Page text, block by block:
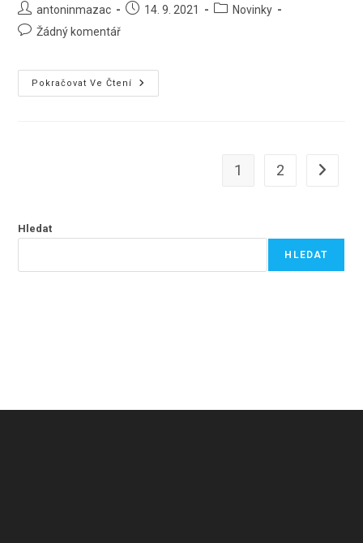
Autor
příspěvku
antoninmazac
Příspěvek
14. 9. 2021
RubrikyNovinky
Komentáře
Žádný komentář
Pokračovat Ve Čtení
Vyhlášení
Nejlepších
1 2 Jít na
Hledat
HLEDAT